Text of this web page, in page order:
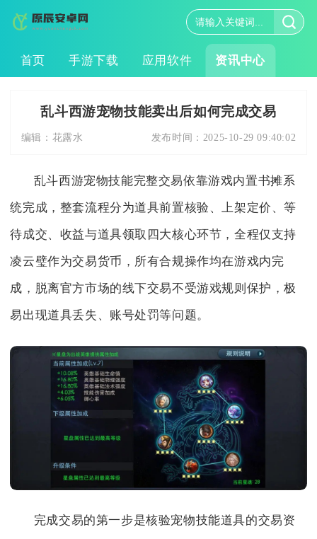
首页 手游下载 应用软件 资讯中心
乱斗西游宠物技能卖出后如何完成交易
编辑： 花露水 发布时间： 2025-10-29 09:40:02
乱斗西游宠物技能完整交易依靠游戏内置书摊系
统完成，整套流程分为道具前置核验、上架定价、等
待成交、收益与道具领取四大核心环节，全程仅支持
凌云璧作为交易货币，所有合规操作均在游戏内完
成，脱离官方市场的线下交易不受游戏规则保护，极
易出现道具丢失、账号处罚等问题。
完成交易的第一步是核验宠物技能道具的交易资